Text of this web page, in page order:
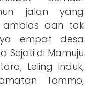
jalan yang
amblas dan tak
empat desa
Sejati di Mamuju
Leling Induk,
Tommo,